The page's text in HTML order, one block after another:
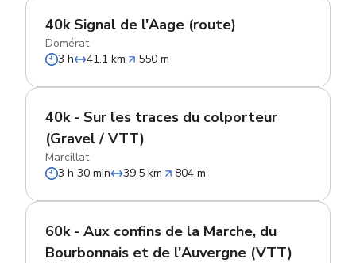
40k Signal de l'Aage (route)
Domérat
3 h
41.1 km 550 m
40k - Sur les traces du colporteur
(Gravel / VTT)
Marcillat
3 h 30 min
39.5 km 804 m
60k - Aux confins de la Marche, du
Bourbonnais et de l'Auvergne (VTT)